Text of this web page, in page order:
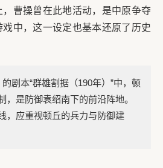
曹操曾在此地活动，是中原争夺
中，这一设定也基本还原了历史
剧本“群雄割据（190年）”中，顿
，是防御袁绍南下的前沿阵地。
，应重视顿丘的兵力与防御建